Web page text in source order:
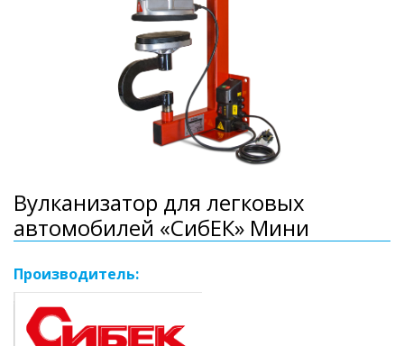
Вулканизатор для легковых
автомобилей «СибЕК» Мини
Производитель: